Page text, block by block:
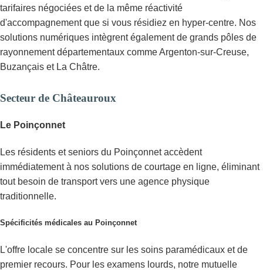
tarifaires négociées et de la même réactivité
d'accompagnement que si vous résidiez en hyper-centre. Nos
solutions numériques intègrent également de grands pôles de
rayonnement départementaux comme Argenton-sur-Creuse,
Buzançais et La Châtre.
Secteur de Châteauroux
Le Poinçonnet
Les résidents et seniors du Poinçonnet accèdent
immédiatement à nos solutions de courtage en ligne, éliminant
tout besoin de transport vers une agence physique
traditionnelle.
Spécificités médicales au Poinçonnet
L'offre locale se concentre sur les soins paramédicaux et de
premier recours. Pour les examens lourds, notre mutuelle